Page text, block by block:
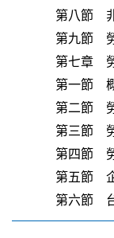
第八節
第九節
第七章
第一節
第二節
第三節
第四節
第五節
第六節